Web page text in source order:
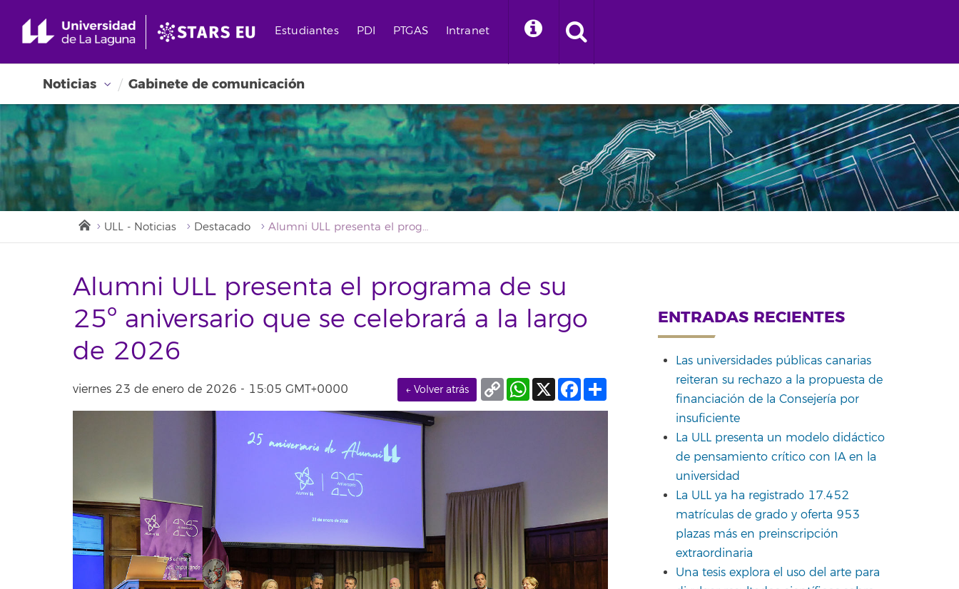
Estudiantes PDI PTGAS Intranet
Noticias Gabinete de comunicación
ULL - Noticias Destacado Alumni ULL presenta el programa de su 25º aniversario que se celebrará a la largo de 2026
Alumni ULL presenta el programa de su
25º aniversario que se celebrará a la largo
de 2026
viernes 23 de enero de 2026 - 15:05 GMT+0000 ← Volver atrás Facebook
X
WhatsApp
Copy
Link
ENTRADAS RECIENTES
Las universidades públicas canarias
reiteran su rechazo a la propuesta de
financiación de la Consejería por
insuficiente
La ULL presenta un modelo didáctico
de pensamiento crítico con IA en la
universidad
La ULL ya ha registrado 17.452
matrículas de grado y oferta 953
plazas más en preinscripción
extraordinaria
Una tesis explora el uso del arte para